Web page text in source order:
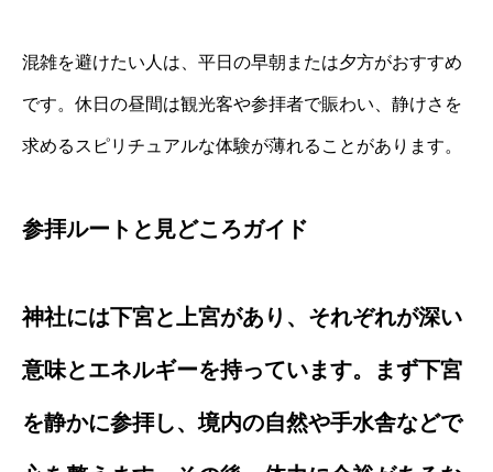
混雑を避けたい人は、平日の早朝または夕方がおすすめ
です。休日の昼間は観光客や参拝者で賑わい、静けさを
求めるスピリチュアルな体験が薄れることがあります。
参拝ルートと見どころガイド
神社には下宮と上宮があり、それぞれが深い
意味とエネルギーを持っています。まず下宮
を静かに参拝し、境内の自然や手水舎などで